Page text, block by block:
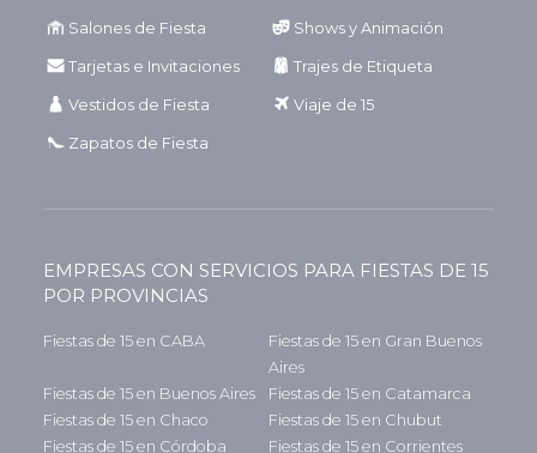
Salones de Fiesta Shows y Animación
Tarjetas e Invitaciones Trajes de Etiqueta
Vestidos de Fiesta Viaje de 15
Zapatos de Fiesta
EMPRESAS CON SERVICIOS PARA FIESTAS DE 15
POR PROVINCIAS
Fiestas de 15 en CABA
Fiestas de 15 en Gran Buenos
Aires
Fiestas de 15 en Buenos Aires
Fiestas de 15 en Catamarca
Fiestas de 15 en Chaco
Fiestas de 15 en Chubut
Fiestas de 15 en Córdoba
Fiestas de 15 en Corrientes